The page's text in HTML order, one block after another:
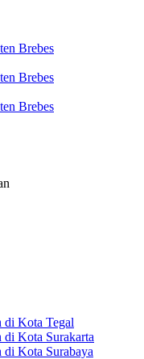
Brebes
Brebes
Brebes
di Kota Tegal
di Kota Surakarta
di Kota Surabaya